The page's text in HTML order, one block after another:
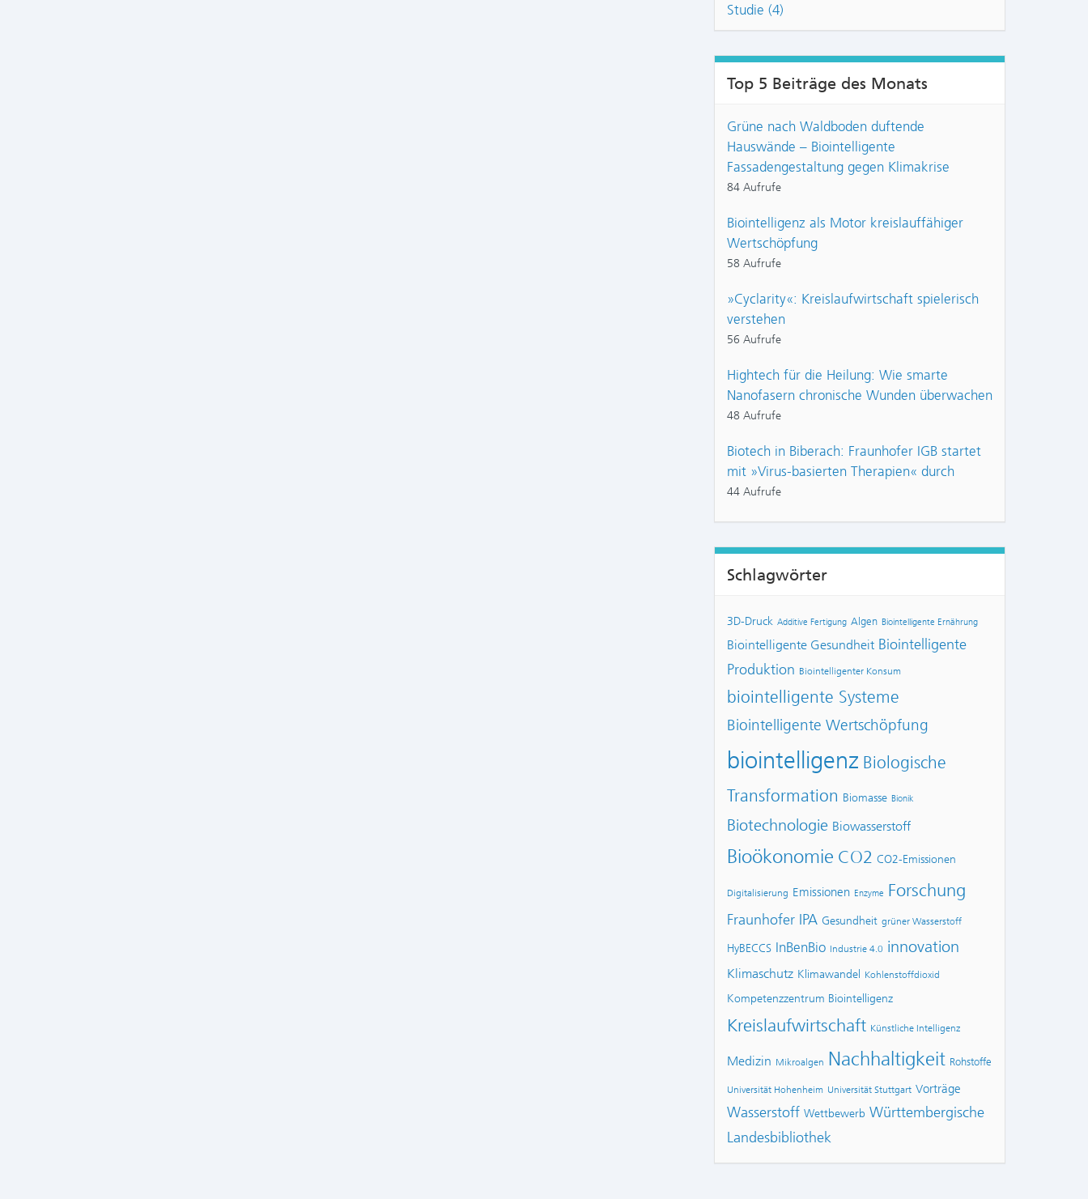
Studie (4)
Top 5 Beiträge des Monats
Grüne nach Waldboden duftende
Hauswände – Biointelligente
Fassadengestaltung gegen Klimakrise
84 Aufrufe
Biointelligenz als Motor kreislauffähiger
Wertschöpfung
58 Aufrufe
»Cyclarity«: Kreislaufwirtschaft spielerisch
verstehen
56 Aufrufe
Hightech für die Heilung: Wie smarte
Nanofasern chronische Wunden überwachen
48 Aufrufe
Biotech in Biberach: Fraunhofer IGB startet
mit »Virus-basierten Therapien« durch
44 Aufrufe
Schlagwörter
3D-Druck Additive Fertigung Algen Biointelligente Ernährung
Biointelligente Gesundheit Biointelligente
Produktion Biointelligenter Konsum
biointelligente Systeme
Biointelligente Wertschöpfung
biointelligenz Biologische
Transformation Biomasse Bionik
Biotechnologie Biowasserstoff
Bioökonomie CO2 CO2-Emissionen
Digitalisierung Emissionen Enzyme Forschung
Fraunhofer IPA Gesundheit grüner Wasserstoff
HyBECCS InBenBio Industrie 4.0 innovation
Klimaschutz Klimawandel Kohlenstoffdioxid
Kompetenzzentrum Biointelligenz
Kreislaufwirtschaft Künstliche Intelligenz
Medizin Mikroalgen Nachhaltigkeit Rohstoffe
Universität Hohenheim Universität Stuttgart Vorträge
Wasserstoff Wettbewerb Württembergische
Landesbibliothek